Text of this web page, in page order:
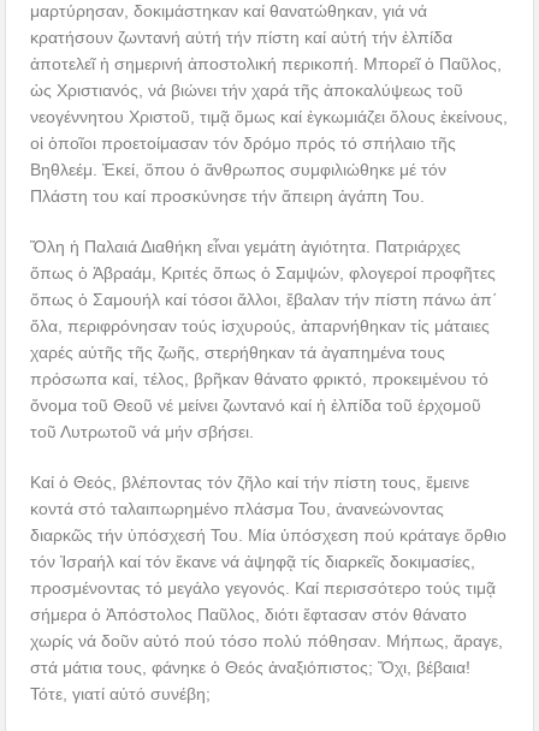
μαρτύρησαν, δοκιμάστηκαν καί θανατώθηκαν, γιά νά
κρατήσουν ζωντανή αὐτή τήν πίστη καί αὐτή τήν ἐλπίδα
ἀποτελεῖ ἡ σημερινή ἀποστολική περικοπή. Μπορεῖ ὁ Παῦλος,
ὡς Χριστιανός, νά βιώνει τήν χαρά τῆς ἀποκαλύψεως τοῦ
νεογέννητου Χριστοῦ, τιμᾷ ὅμως καί ἐγκωμιάζει ὅλους ἐκείνους,
οἱ ὁποῖοι προετοίμασαν τόν δρόμο πρός τό σπήλαιο τῆς
Βηθλεέμ. Ἐκεί, ὅπου ὁ ἄνθρωπος συμφιλιώθηκε μέ τόν
Πλάστη του καί προσκύνησε τήν ἄπειρη ἀγάπη Του.
Ὅλη ἡ Παλαιά Διαθήκη εἶναι γεμάτη ἁγιότητα. Πατριάρχες
ὅπως ὁ Ἀβραάμ, Κριτές ὅπως ὁ Σαμψών, φλογεροί προφῆτες
ὅπως ὁ Σαμουήλ καί τόσοι ἄλλοι, ἔβαλαν τήν πίστη πάνω ἀπ΄
ὅλα, περιφρόνησαν τούς ἰσχυρούς, ἀπαρνήθηκαν τἰς μάταιες
χαρές αὐτῆς τῆς ζωῆς, στερήθηκαν τά ἀγαπημένα τους
πρόσωπα καί, τέλος, βρῆκαν θάνατο φρικτό, προκειμένου τό
ὄνομα τοῦ Θεοῦ νέ μείνει ζωντανό καί ἡ ἐλπίδα τοῦ ἐρχομοῦ
τοῦ Λυτρωτοῦ νά μήν σβήσει.
Καί ὁ Θεός, βλέποντας τόν ζῆλο καί τήν πίστη τους, ἔμεινε
κοντά στό ταλαιπωρημένο πλάσμα Του, ἀνανεώνοντας
διαρκῶς τήν ὑπόσχεσή Του. Μία ὑπόσχεση πού κράταγε ὄρθιο
τόν Ἰσραήλ καί τόν ἔκανε νά ἀψηφᾷ τίς διαρκεῖς δοκιμασίες,
προσμένοντας τό μεγάλο γεγονός. Καί περισσότερο τούς τιμᾷ
σήμερα ὁ Ἀπόστολος Παῦλος, διότι ἔφτασαν στόν θάνατο
χωρίς νά δοῦν αὐτό πού τόσο πολύ πόθησαν. Μήπως, ἄραγε,
στά μάτια τους, φάνηκε ὁ Θεός ἀναξιόπιστος; Ὄχι, βέβαια!
Τότε, γιατί αὐτό συνέβη;